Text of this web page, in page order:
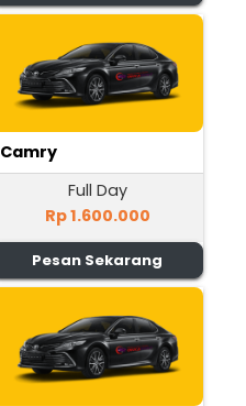
Camry
Full Day
Rp 1.600.000
Pesan Sekarang